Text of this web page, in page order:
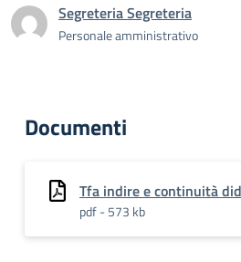
Segreteria Segreteria
Personale amministrativo
Documenti
Tfa indire e continuità
pdf - 573 kb